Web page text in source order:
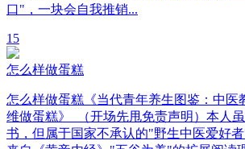
口"，一块会自我推销...
1 5
怎么样做蛋糕
怎么样做蛋糕《当代青年养生图鉴：中医
维做蛋糕》 （开场先甩免责声明）本人
书，但属于国家不承认的"野生中医爱好